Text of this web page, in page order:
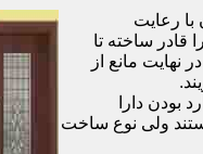
رعایت
ساخته تا
نهایت مانع از
بودن دارا
ولی نوع ساخت